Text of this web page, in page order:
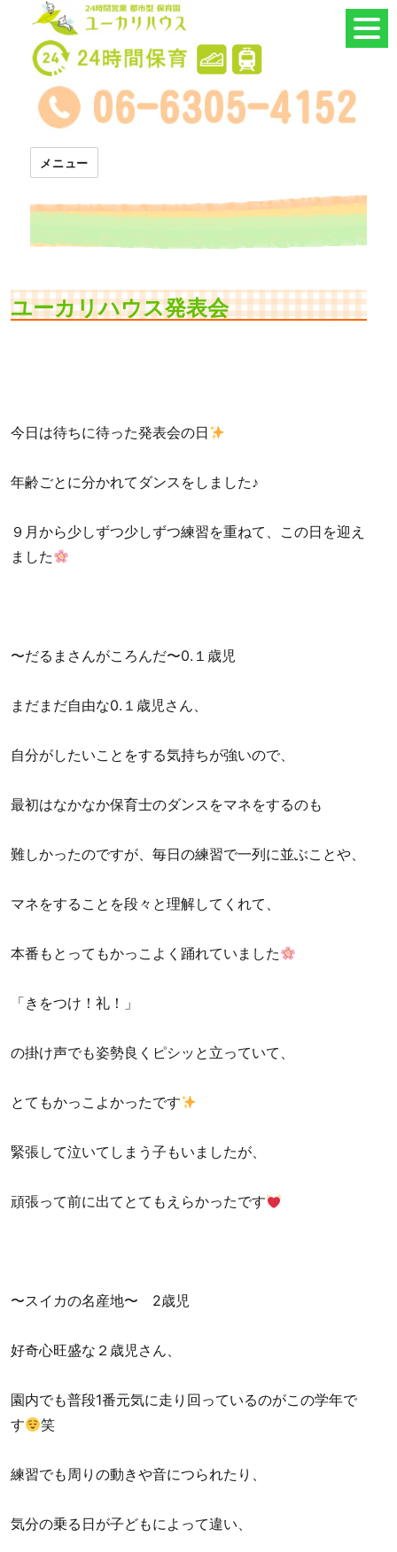
24時間託児所 ユーカリハウス
メニュー
ユーカリハウス発表会
今日は待ちに待った発表会の日
年齢ごとに分かれてダンスをしました♪
９月から少しずつ少しずつ練習を重ねて、この日を迎え
ました
〜だるまさんがころんだ〜0.１歳児
まだまだ自由な0.１歳児さん、
自分がしたいことをする気持ちが強いので、
最初はなかなか保育士のダンスをマネをするのも
難しかったのですが、毎日の練習で一列に並ぶことや、
マネをすることを段々と理解してくれて、
本番もとってもかっこよく踊れていました
「きをつけ！礼！」
の掛け声でも姿勢良くピシッと立っていて、
とてもかっこよかったです
緊張して泣いてしまう子もいましたが、
頑張って前に出てとてもえらかったです
〜スイカの名産地〜 2歳児
好奇心旺盛な２歳児さん、
園内でも普段1番元気に走り回っているのがこの学年で
す
笑
練習でも周りの動きや音につられたり、
気分の乗る日が子どもによって違い、